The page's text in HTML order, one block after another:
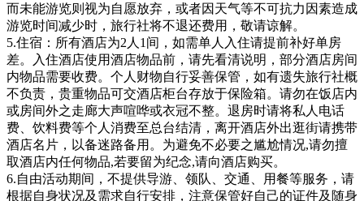
而未能游览则视为自愿放弃，或者因天气等不可抗力因素造成
游览时间减少时，旅行社将不退还费用，敬请谅解。
5.住宿：所有酒店为2人1间，如需单人入住请提前补好单房
差。入住酒店使用酒店物品前，请先看清说明，部分酒店房间
内物品需要收费。个人财物自行妥善保管，如有遗失旅行社概
不负责，贵重物品可交酒店柜台存放于保险箱。请勿在饭店内
或房间外之走廊大声喧哗或衣冠不整。退房时请将私人电话
费、饮料费等个人消费至总台结清，离开酒店外出逛街请携带
酒店名片，以备迷路备用。为避免不必要之尴尬情况,请勿擅
取酒店内任何物品,若要留为纪念,请向酒店购买。
6.自由活动期间，不提供导游、领队、交通、用餐等服务，请
根据自身状况及需求自行安排，注意保管好自己的证件及随身